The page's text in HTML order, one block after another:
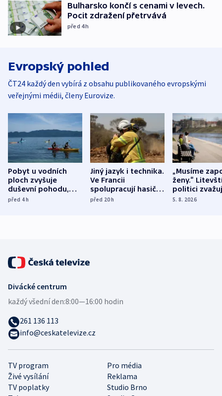
Bulharsko končí s cenami v levech.
Pocit zdražení přetrvává
před 4h
Evropský pohled
ČT24 každý den vybírá z obsahu publikovaného evropskými
veřejnými médii, členy Eurovize.
Pobyt u vodních
ploch zvyšuje
duševní pohodu,
ukázala
před 4h
Jiný jazyk i technika.
Ve Francii
spolupracují hasiči z
různých zemí
před 20h
„Musíme
ženy.“
politici
dohodu o
5. 8. 2026
TV program
Pro média
Živé vysílání
Reklama
TV poplatky
Studio Brno
Divácké centrum
každý všední den:8:00—16:00 hodin
261 136 113
info@ceskatelevize.cz